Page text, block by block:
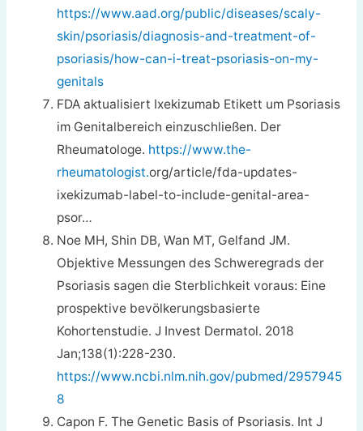
https://www.aad.org/public/diseases/scaly-
skin/psoriasis/diagnosis-and-treatment-of-
psoriasis/how-can-i-treat-psoriasis-on-my-
genitals
FDA aktualisiert Ixekizumab Etikett um Psoriasis
im Genitalbereich einzuschließen. Der
Rheumatologe. https://www.the-
rheumatologist.org/article/fda-updates-
ixekizumab-label-to-include-genital-area-
psor…
Noe MH, Shin DB, Wan MT, Gelfand JM.
Objektive Messungen des Schweregrads der
Psoriasis sagen die Sterblichkeit voraus: Eine
prospektive bevölkerungsbasierte
Kohortenstudie. J Invest Dermatol. 2018
Jan;138(1):228-230.
https://www.ncbi.nlm.nih.gov/pubmed/2957945
8
Capon F. The Genetic Basis of Psoriasis. Int J